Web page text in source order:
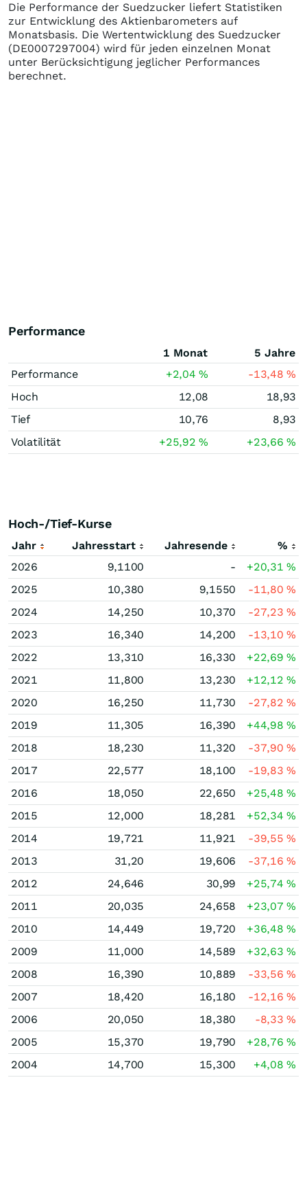
Die Performance der Suedzucker liefert Statistiken
zur Entwicklung des Aktienbarometers auf
Monatsbasis. Die Wertentwicklung des Suedzucker
(DE0007297004) wird für jeden einzelnen Monat
unter Berücksichtigung jeglicher Performances
berechnet.
Performance
1 Monat
5 Jahre
Performance
+2,04% -13,48%
Hoch
12,08
18,93
Tief
10,76
8,93
Volatilität
+25,92% +23,66%
Hoch-/Tief-Kurse
Jahr Jahresstart Jahresende
%
2026
9,1100 - +20,31%
2025
10,380 9,1550 -11,80%
2024
14,250 10,370 -27,23%
2023
16,340 14,200 -13,10%
2022
13,310 16,330 +22,69%
2021
11,800 13,230 +12,12%
2020
16,250 11,730 -27,82%
2019
11,305 16,390 +44,98%
2018
18,230 11,320 -37,90%
2017
22,577 18,100 -19,83%
2016
18,050 22,650 +25,48%
2015
12,000 18,281 +52,34%
2014
19,721 11,921 -39,55%
2013
31,20 19,606 -37,16%
2012
24,646 30,99 +25,74%
2011
20,035 24,658 +23,07%
2010
14,449 19,720 +36,48%
2009
11,000 14,589 +32,63%
2008
16,390 10,889 -33,56%
2007
18,420 16,180 -12,16%
2006
20,050 18,380 -8,33%
2005
15,370 19,790 +28,76%
2004
14,700 15,300 +4,08%